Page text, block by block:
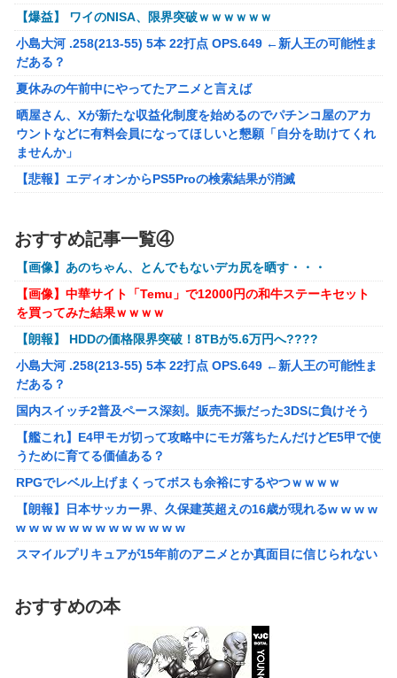
【画像】女性、『大人のおもちゃ』を入れたままMRI検査を
受けた結果 →
「テイルズオブシンフォニア リマスター」発売日が2/16に
決定！最新の「発売日告知トレーラー」も公開！
実際『ゼルダ 時オカ』→『風タク』の時の空気感を知りた
い
昭和戦隊のロボデザイン、配信で追って見ると…
【画像】 キャミイの18万円の最新フィギュア、ガチで作り
【にじさんじ】委員長、Claude Codeまで手出してるん
か…『もう何でも作れそうやな』
モバＰ「アイドルにセクハラをします」
【画像】漫画・アニメの「武人系敵幹部」に付きまといがち
な疑問ｗｗｗｗ
【種運命】ネオが結局よく分からないまま新しい映画が終わ
った後ももやもやしてる
【爆益】 ワイのNISA、限界突破ｗｗｗｗｗｗ
小島大河 .258(213-55) 5本 22打点 OPS.649 ←新人王の可能性ま
だある？
夏休みの午前中にやってたアニメと言えば
晒屋さん、Xが新たな収益化制度を始めるのでパチンコ屋のアカ
ウントなどに有料会員になってほしいと懇願「自分を助けてくれ
ませんか」
【悲報】エディオンからPS5Proの検索結果が消滅
※ガンダム ガンキャノン ガンタンク ガン○○○ ←一番違和
感ないV作戦の4機目を考えた奴が優勝
【オリジナル可動フィギュア】WIND TOYS「タイタン スーパー
アクションマッスルボディ」可動フィギュア各種【予約開始】
【重音テト】コナミデフォルメフィギュア「重音テト 通常衣装
Ver.」「重音テト SV衣装Ver.」【彩色原型公開】
国内スイッチ2普及ペース深刻。販売不振だった3DSに負けそう
【艦これ】E4甲モガ切って攻略中にモガ落ちたんだけどE5甲で使
うために育てる価値ある？
RPGでレベル上げまくってボスも余裕にするやつｗｗｗｗ
【泣】年配夫婦が営む中華屋さん、休業を知らせる貼り紙に応援
コメントが続々と
【画像】森高千里（18）「私がオバさんになったらミニスカート
は無理よ」→現在ｗｗｗｗ
人「あんな奴居ねえよ」
シカ「ヒマワリ全部喰った」 郡山布引風の高原まつり中止
【画像あり】居酒屋「6人で長居して会計4939円！喋りたいだけ
なら公園に行ってくれ（怒」
おすすめ記事一覧④
【画像】あのちゃん、とんでもないデカ尻を晒す・・・
【画像】中華サイト「Temu」で12000円の和牛ステーキセット
を買ってみた結果ｗｗｗｗ
【朗報】 HDDの価格限界突破！8TBが5.6万円へ????
小島大河 .258(213-55) 5本 22打点 OPS.649 ←新人王の可能性ま
だある？
国内スイッチ2普及ペース深刻。販売不振だった3DSに負けそう
【艦これ】E4甲モガ切って攻略中にモガ落ちたんだけどE5甲で使
うために育てる価値ある？
RPGでレベル上げまくってボスも余裕にするやつｗｗｗｗ
【朗報】日本サッカー界、久保建英超えの16歳が現れるw w w w
w w w w w w w w w w w w w
スマイルプリキュアが15年前のアニメとか真面目に信じられない
【愕然】自称グルメ「やっぱりフグ刺しは旨い！ｗ」 ワイ「あ
のさ・・・」 →
【悲報】メイドインアビスの主題歌、ホロライブに決まって大炎
おすすめの本